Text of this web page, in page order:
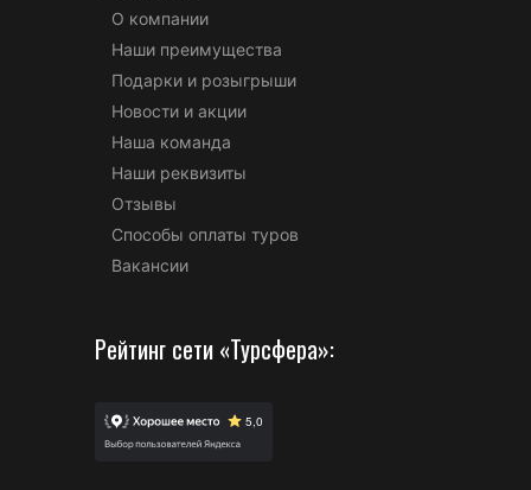
О компании
Наши преимущества
Подарки и розыгрыши
Новости и акции
Наша команда
Наши реквизиты
Отзывы
Способы оплаты туров
Вакансии
Рейтинг сети «Турсфера»: